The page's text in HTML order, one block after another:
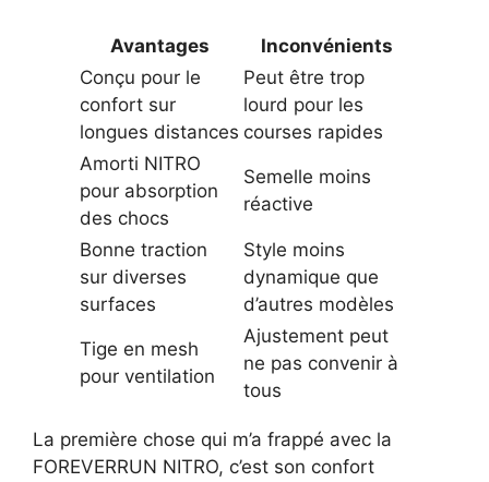
Avantages
Inconvénients
Conçu pour le
confort sur
longues distances
Peut être trop
lourd pour les
courses rapides
Amorti NITRO
pour absorption
des chocs
Semelle moins
réactive
Bonne traction
sur diverses
surfaces
Style moins
dynamique que
d’autres modèles
Tige en mesh
pour ventilation
Ajustement peut
ne pas convenir à
tous
La première chose qui m’a frappé avec la
FOREVERRUN NITRO, c’est son confort